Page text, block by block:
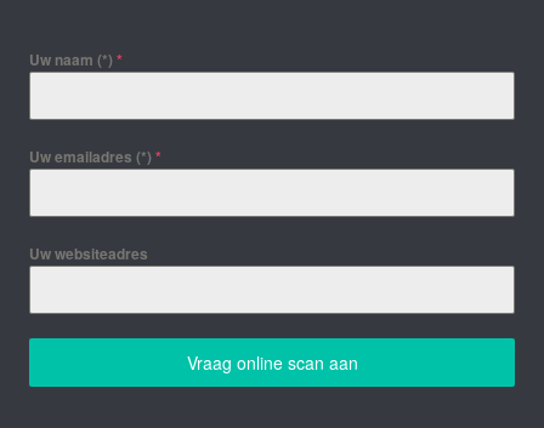
Uw naam (*) *
Uw emailadres (*) *
Uw websiteadres
Vraag online scan aan